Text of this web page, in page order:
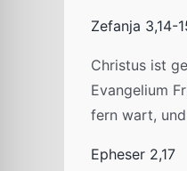
Zefanja 3,14-
Christus ist
Evangelium
fern wart,
Epheser 2,17